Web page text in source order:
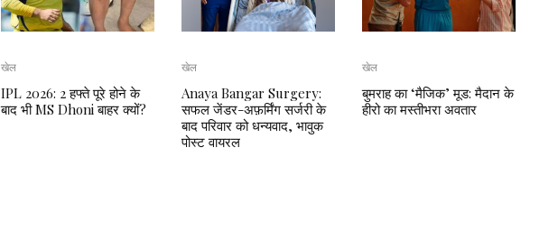
खेल
IPL 2026: 2 हफ्ते पूरे होने के
बाद भी MS Dhoni बाहर क्यों?
खेल
Anaya Bangar Surgery:
सफल जेंडर-अफ़र्मिंग सर्जरी के
बाद परिवार को धन्यवाद, भावुक
पोस्ट वायरल
खेल
बुमराह का ‘मैजिक’ मूड: मैदान के
हीरो का मस्तीभरा अवतार